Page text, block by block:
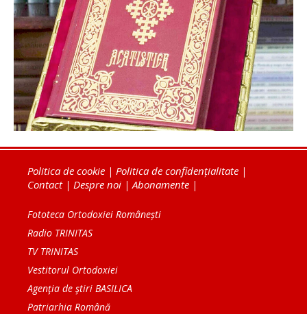
Politica de cookie | Politica de confidențialitate |
Contact| Despre noi | Abonamente |
Fototeca Ortodoxiei Românești
Radio TRINITAS
TV TRINITAS
Vestitorul Ortodoxiei
Agenţia de ştiri BASILICA
Patriarhia Română